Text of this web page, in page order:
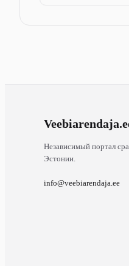
Veebiarendaja
Независимый портал
Эстонии.
info@veebiarendaja.ee